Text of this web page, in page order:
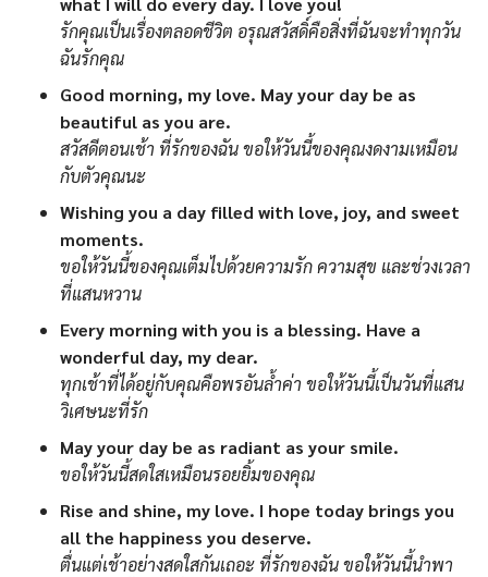
รักคุณเป็นเรื่องตลอดชีวิต อรุณสวัสดิ์คือสิ่งที่ฉันจะทำทุกวัน
ฉันรักคุณ
Good morning, my love. May your day be as
beautiful as you are.
สวัสดีตอนเช้า ที่รักของฉัน ขอให้วันนี้ของคุณงดงามเหมือน
กับตัวคุณนะ
Wishing you a day filled with love, joy, and sweet
moments.
ขอให้วันนี้ของคุณเต็มไปด้วยความรัก ความสุข และช่วงเวลา
ที่แสนหวาน
Every morning with you is a blessing. Have a
wonderful day, my dear.
ทุกเช้าที่ได้อยู่กับคุณคือพรอันล้ำค่า ขอให้วันนี้เป็นวันที่แสน
วิเศษนะที่รัก
May your day be as radiant as your smile.
ขอให้วันนี้สดใสเหมือนรอยยิ้มของคุณ
Rise and shine, my love. I hope today brings you
all the happiness you deserve.
ตื่นแต่เช้าอย่างสดใสกันเถอะ ที่รักของฉัน ขอให้วันนี้นำพา